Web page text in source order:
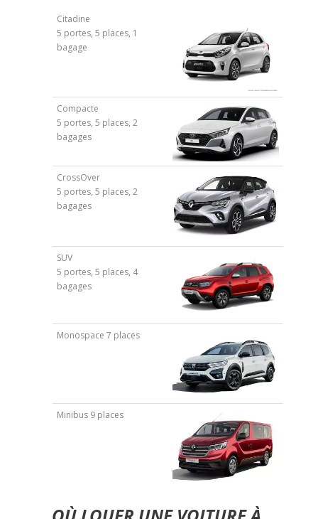
Citadine
5 portes, 5 places, 1
bagage
Compacte
5 portes, 5 places, 2
bagages
CrossOver
5 portes, 5 places, 2
bagages
SUV
5 portes, 5 places, 4
bagages
Monospace 7 places
Minibus 9 places